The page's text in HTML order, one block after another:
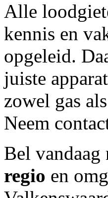
Alle
kennis en
opgeleid.
juiste
zowel gas
Neem
Bel vandaag
regio en